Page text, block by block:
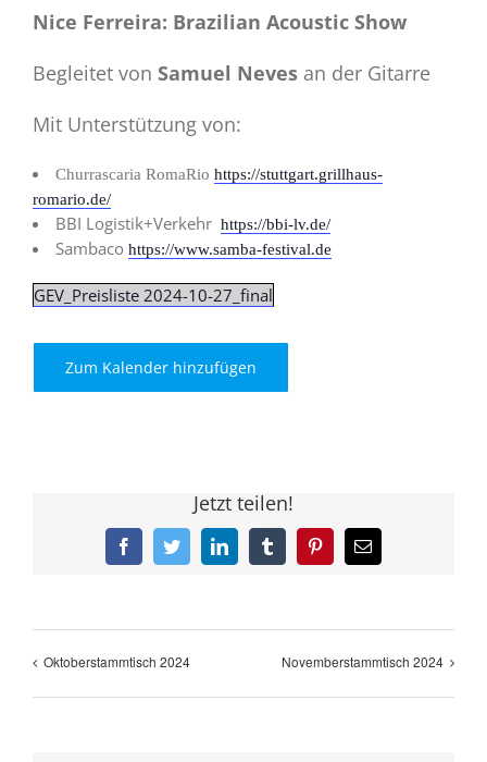
Nice Ferreira: Brazilian Acoustic Show
Begleitet von Samuel Neves an der Gitarre
Mit Unterstützung von:
Churrascaria RomaRio https://stuttgart.grillhaus-
romario.de/
BBI Logistik+Verkehr https://bbi-lv.de/
Sambaco https://www.samba-festival.de
GEV_Preisliste 2024-10-27_final
Zum Kalender hinzufügen
Jetzt teilen!
FacebookTwitterLinkedInTumblrPinterest
E-
Mail
Oktoberstammtisch 2024 Novemberstammtisch 2024